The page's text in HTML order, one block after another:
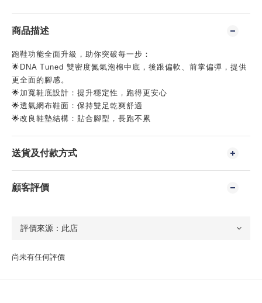
商品描述
跑鞋功能全面升級，助你突破每一步：
🌟DNA Tuned 雙密度氮氣泡棉中底，後跟偏軟、前掌偏彈，提供
更全面的腳感。
🌟加寬鞋底設計：提升穩定性，跑得更安心
🌟透氣網布鞋面：保持雙足乾爽舒適
🌟改良鞋墊結構：貼合腳型，長跑不累
送貨及付款方式
顧客評價
尚未有任何評價